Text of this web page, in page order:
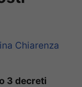
Chiarenza
3 decreti